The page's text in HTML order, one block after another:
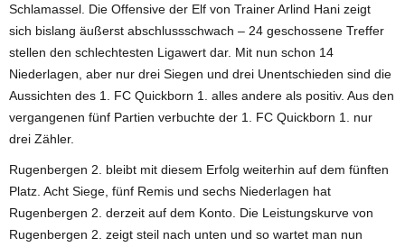
Schlamassel. Die Offensive der Elf von Trainer Arlind Hani zeigt
sich bislang äußerst abschlussschwach – 24 geschossene Treffer
stellen den schlechtesten Ligawert dar. Mit nun schon 14
Niederlagen, aber nur drei Siegen und drei Unentschieden sind die
Aussichten des 1. FC Quickborn 1. alles andere als positiv. Aus den
vergangenen fünf Partien verbuchte der 1. FC Quickborn 1. nur
drei Zähler.
Rugenbergen 2. bleibt mit diesem Erfolg weiterhin auf dem fünften
Platz. Acht Siege, fünf Remis und sechs Niederlagen hat
Rugenbergen 2. derzeit auf dem Konto. Die Leistungskurve von
Rugenbergen 2. zeigt steil nach unten und so wartet man nun